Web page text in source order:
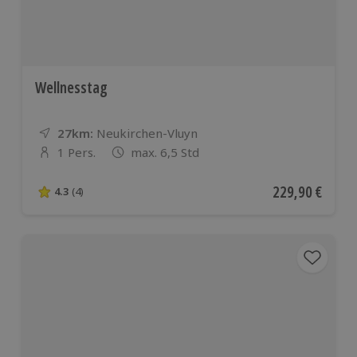
Wellnesstag
27km: Entfernung
Standort
Neukirchen-Vluyn
Anzahl der Teilnehmer
1 Pers. max. 6,5 Std
4.3 von 5 Sternen basierend auf 4 Bewertungen
4.3 (4) Aktueller Preis
229,90 €